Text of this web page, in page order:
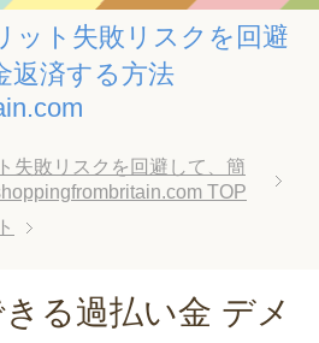
ット失敗リスクを回避
返済する方法
失敗リスクを回避して、簡
TOP
る過払い金 デメ